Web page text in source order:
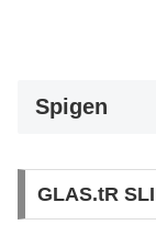
Spigen
GLAS.tR